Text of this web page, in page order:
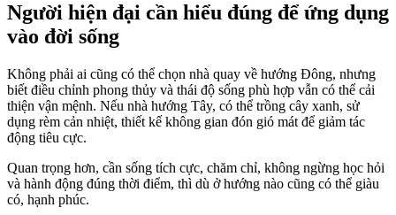
Người hiện đại cần hiểu đúng để ứng dụng
vào đời sống
Không phải ai cũng có thể chọn nhà quay về hướng Đông, nhưng
biết điều chỉnh phong thủy và thái độ sống phù hợp vẫn có thể cải
thiện vận mệnh. Nếu nhà hướng Tây, có thể trồng cây xanh, sử
dụng rèm cản nhiệt, thiết kế không gian đón gió mát để giảm tác
động tiêu cực.
Quan trọng hơn, cần sống tích cực, chăm chỉ, không ngừng học hỏi
và hành động đúng thời điểm, thì dù ở hướng nào cũng có thể giàu
có, hạnh phúc.